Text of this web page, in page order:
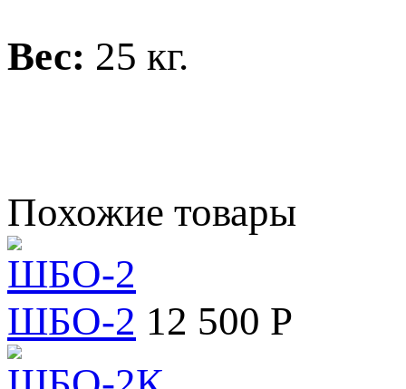
Вес: 25 кг.
Похожие товары
ШБО-2 12 500 Р